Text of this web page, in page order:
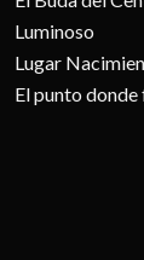
Luminoso
Lugar
El punto